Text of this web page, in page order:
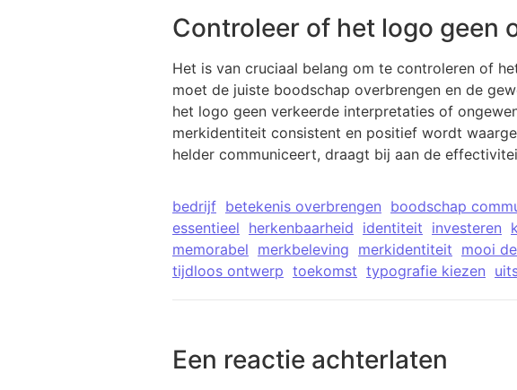
Controleer of het logo geen
Het is van cruciaal belang om te controleren of
moet de juiste boodschap overbrengen en de
het logo geen verkeerde interpretaties of
merkidentiteit consistent en positief wordt
helder communiceert, draagt bij aan de
bedrijf betekenis overbrengen boodschap
essentieel herkenbaarheid identiteit investeren
memorabel merkbeleving merkidentiteit mooi
tijdloos ontwerp toekomst typografie kiezen
Een reactie achterlaten